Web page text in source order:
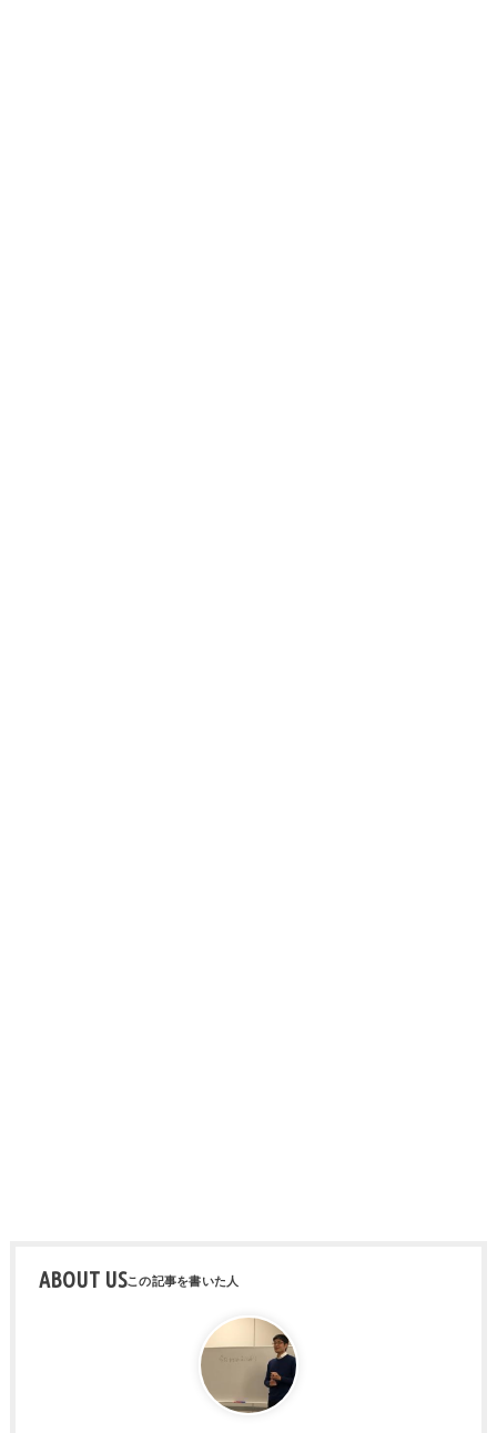
ABOUT US